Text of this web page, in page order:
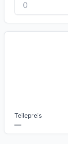
Teilepreis
—